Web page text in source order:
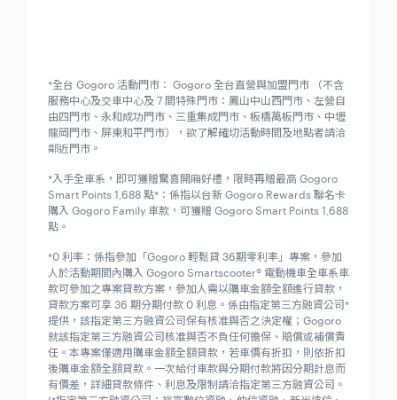
*全台 Gogoro 活動門市： Gogoro 全台直營與加盟門市 （不含
服務中心及交車中心及 7 間特殊門市：鳳山中山西門市、左營自
由四門市、永和成功門市、三重集成門市、板橋萬板門市、中壢
龍岡門市、屏東和平門市），欲了解確切活動時間及地點者請洽
鄰近門市。
*入手全車系，即可獲贈驚喜開廂好禮，限時再贈最高 Gogoro
Smart Points 1,688 點*：係指以台新 Gogoro Rewards 聯名卡
購入 Gogoro Family 車款，可獲贈 Gogoro Smart Points 1,688
點。
*0 利率：係指參加「Gogoro 輕鬆貸 36期零利率」專案，參加
人於活動期間內購入 Gogoro Smartscooter® 電動機車全車系車
款可參加之專案貸款方案，參加人需以購車金額全額進行貸款，
貸款方案可享 36 期分期付款 0 利息。係由指定第三方融資公司*
提供，該指定第三方融資公司保有核准與否之決定權；Gogoro
就該指定第三方融資公司核准與否不負任何擔保、賠償或補償責
任。本專案僅適用購車金額全額貸款，若車價有折扣，則依折扣
後購車金額全額貸款。一次給付車款與分期付款將因分期計息而
有價差，詳細貸款條件、利息及限制請洽指定第三方融資公司。